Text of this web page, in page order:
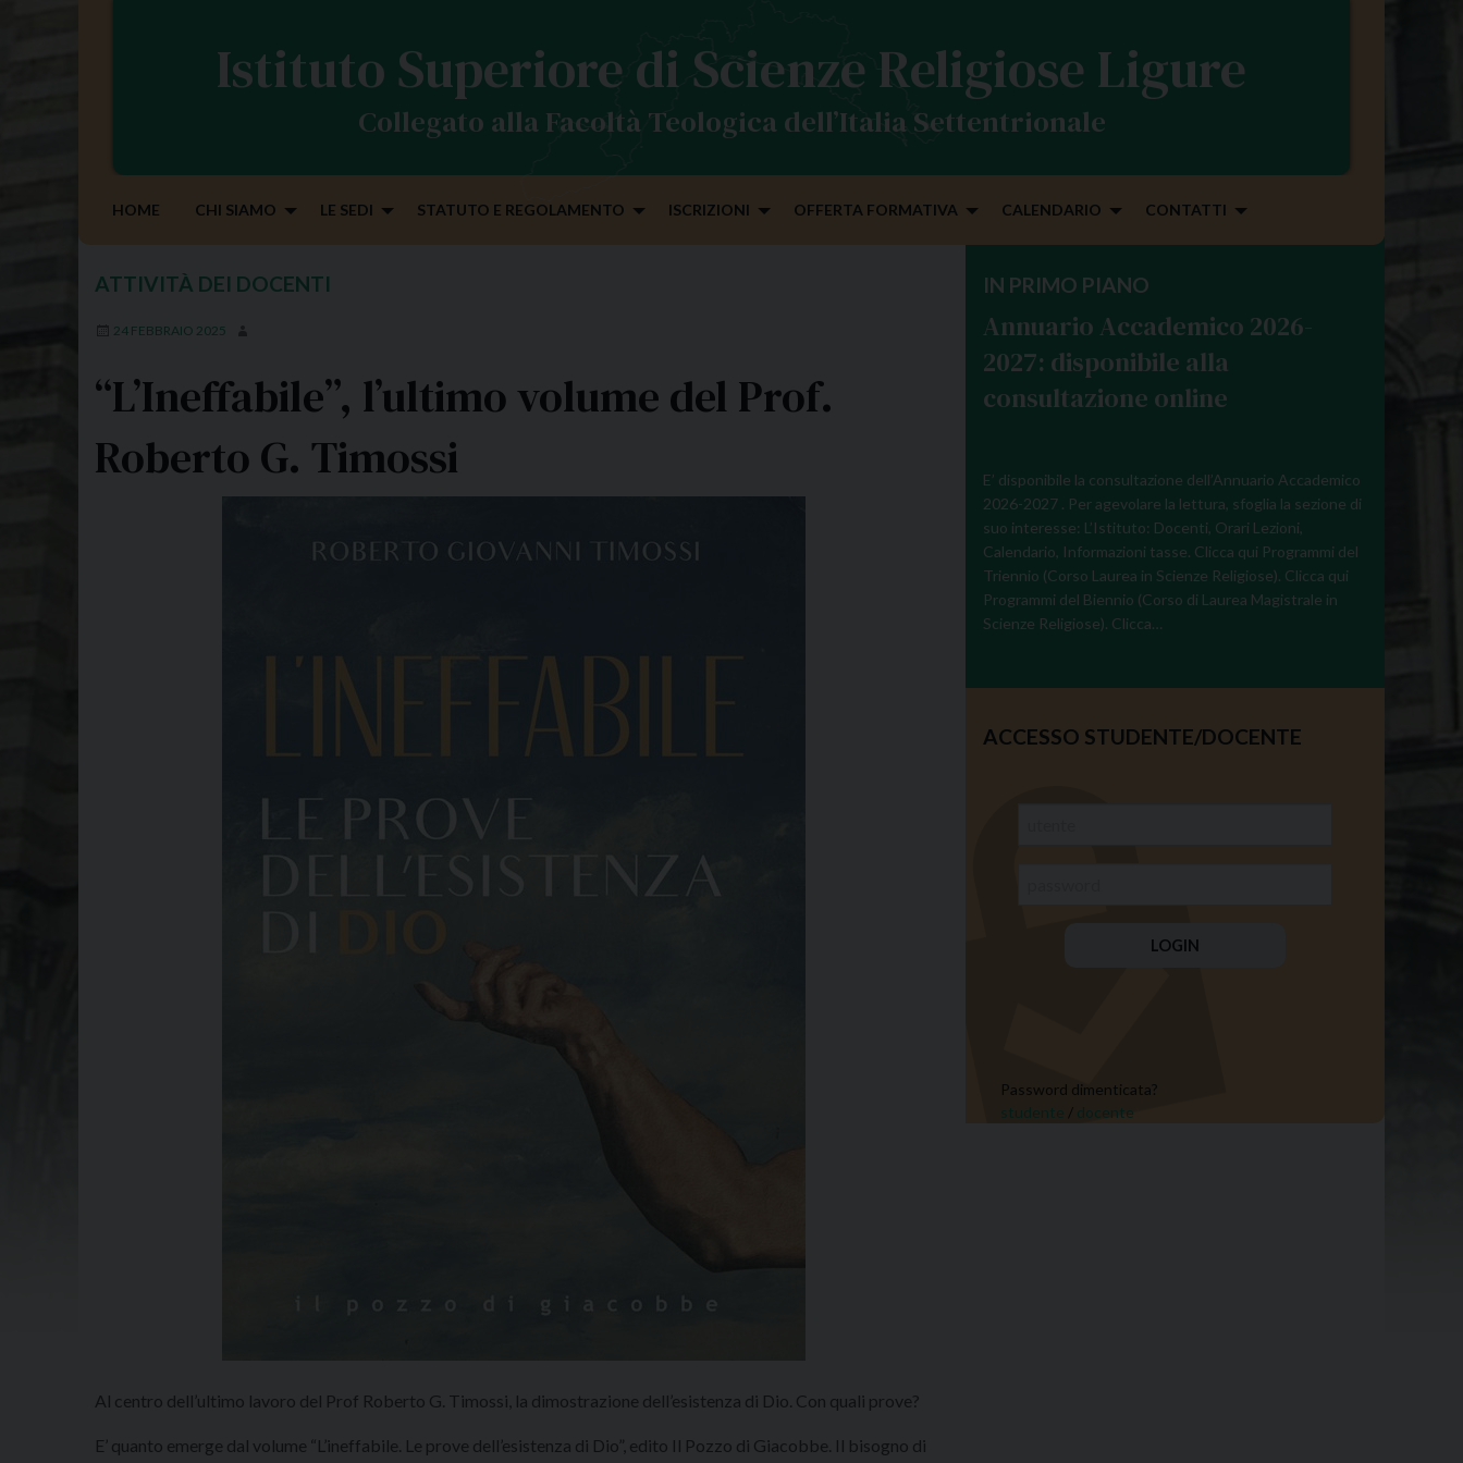
Istituto Superiore di Scienze Religiose Ligure
Collegato alla Facoltà Teologica dell’Italia Settentrionale
HOME CHI SIAMO LE SEDI STATUTO E REGOLAMENTO ISCRIZIONI OFFERTA FORMATIVA CALENDARIO CONTATTI
ATTIVITÀ DEI DOCENTI
24 FEBBRAIO 2025
“L’Ineffabile”, l’ultimo volume del Prof.
Roberto G. Timossi
Al centro dell’ultimo lavoro del Prof Roberto G. Timossi, la dimostrazione dell’esistenza di Dio. Con quali prove?
E’ quanto emerge dal volume “L’ineffabile. Le prove dell’esistenza di Dio”, edito Il Pozzo di Giacobbe. Il bisogno di
IN PRIMO PIANO
Annuario Accademico 2026-
2027: disponibile alla
consultazione online
E’ disponibile la consultazione dell’Annuario Accademico
2026-2027 . Per agevolare la lettura, sfoglia la sezione di
suo interesse: L’Istituto: Docenti, Orari Lezioni,
Calendario, Informazioni tasse. Clicca qui Programmi del
Triennio (Corso Laurea in Scienze Religiose). Clicca qui
Programmi del Biennio (Corso di Laurea Magistrale in
Scienze Religiose). Clicca…
ACCESSO STUDENTE/DOCENTE
Password dimenticata?
studente / docente